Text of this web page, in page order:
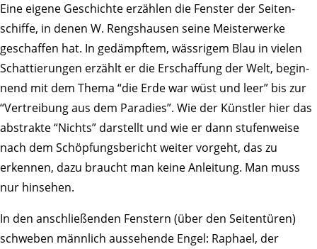
Eine eigene Geschichte erzählen die Fenster der Seiten­
schiffe, in denen W. Rengs­hausen seine Meis­ter­werke
geschaffen hat. In gedämpftem, wäss­rigem Blau in vielen
Schat­tie­rungen erzählt er die Erschaf­fung der Welt, begin­
nend mit dem Thema “die Erde war wüst und leer” bis zur
“Vertrei­bung aus dem Para­dies”. Wie der Künstler hier das
abstrakte “Nichts” darstellt und wie er dann stufen­weise
nach dem Schöp­fungs­be­richt weiter vorgeht, das zu
erkennen, dazu braucht man keine Anlei­tung. Man muss
nur hinsehen.
In den anschlie­ßenden Fens­tern (über den Seiten­türen)
schweben männ­lich ausse­hende Engel: Raphael, der